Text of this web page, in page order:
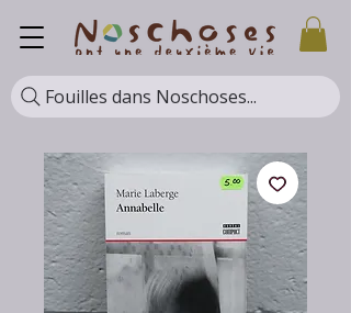
Fouilles dans Noschoses...